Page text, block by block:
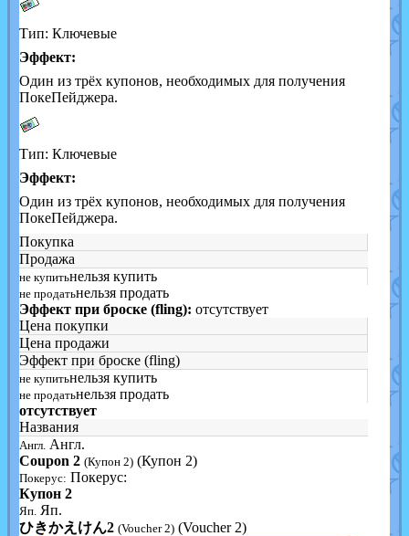
Тип: Ключевые
Эффект:
Один из трёх купонов, необходимых для получения
ПокеПейджера.
Тип: Ключевые
Эффект:
Один из трёх купонов, необходимых для получения
ПокеПейджера.
Покупка
Продажа
не купитьнельзя купить
не продатьнельзя продать
Эффект при броске (fling): отсутствует
Цена покупки
Цена продажи
Эффект при броске (fling)
не купитьнельзя купить
не продатьнельзя продать
отсутствует
Названия
Англ. Англ.
Coupon 2 (Купон 2) (Купон 2)
Покерус: Покерус:
Купон 2
Яп. Яп.
ひきかえけん2 (Voucher 2) (Voucher 2)